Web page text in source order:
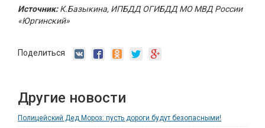
Источник:К.Базыкина, ИПБДД ОГИБДД МО МВД России
«Юргинский»
Поделиться
Другие новости
Полицейский Дед Мороз: пусть дороги будут безопасными!